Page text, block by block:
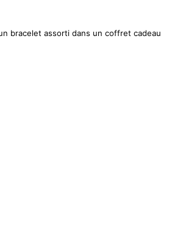
bracelet assorti dans un coffret cadeau